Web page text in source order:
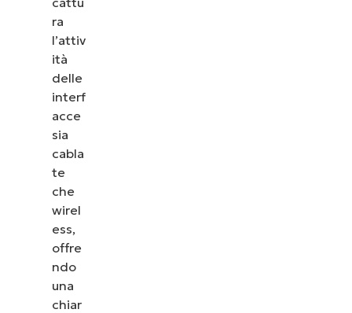
ra
l’attiv
ità
delle
interf
acce
sia
cabla
te
che
wirel
ess,
offre
ndo
una
chiar